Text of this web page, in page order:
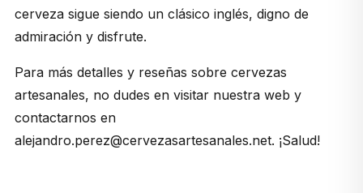
cerveza sigue siendo un clásico inglés, digno de
admiración y disfrute.
Para más detalles y reseñas sobre cervezas
artesanales, no dudes en visitar nuestra web y
contactarnos en
alejandro.perez@cervezasartesanales.net. ¡Salud!